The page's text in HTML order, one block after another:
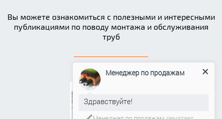
Вы можете ознакомиться с полезными и интересными
публикациями по поводу монтажа и обслуживания
труб
Менеджер по продажам
Здравствуйте!
Мы подготовили для Вас
специальное предложение!